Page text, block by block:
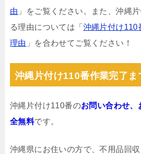
由 」をご覧ください。また、沖縄
る理由については「 沖縄片付け110
理由 」を合わせてご覧ください！
沖縄片付け110番作業完了ま
沖縄片付け110番のお問い合わせ、
全無料です。
沖縄県にお住いの方で、不用品回